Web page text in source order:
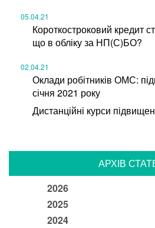
05.04.21
Короткостроковий кредит
що в обліку за НП(С)БО?
02.04.21
Оклади робітників ОМС:
січня 2021 року
Дистанційні курси
АРХІВ
2026
2025
2024